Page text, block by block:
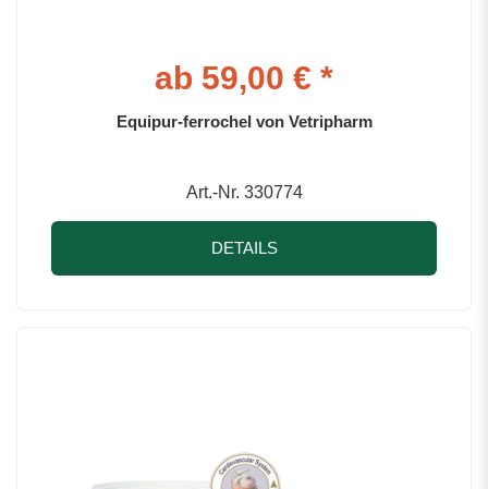
ab 59,00 € *
Equipur-ferrochel von Vetripharm
Art.-Nr. 330774
DETAILS